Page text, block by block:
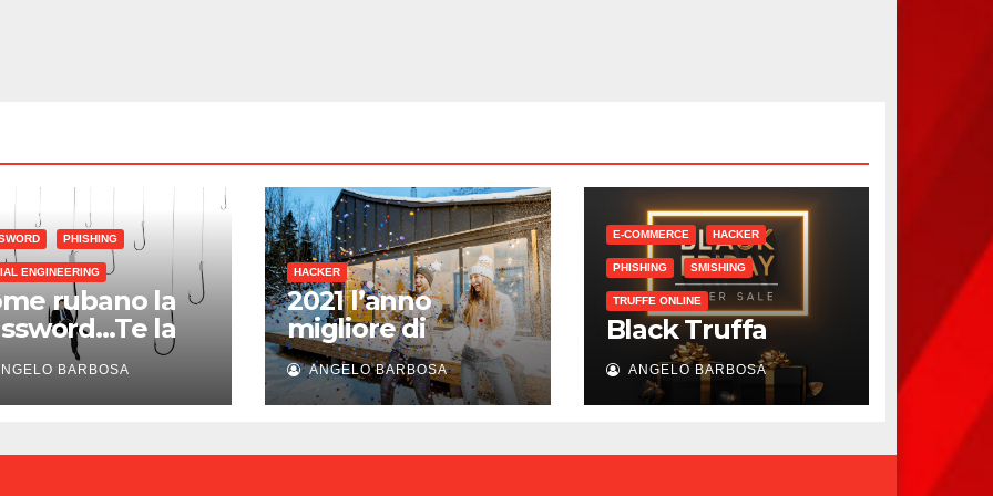
PHISHING
ENGINEERING
rubano la
la
BARBOSA
HACKER
2021 l’anno
migliore di
sempre…per gli
hacker
ANGELO BARBOSA
E-COMMERCE HACKER
PHISHING SMISHING
TRUFFE ONLINE
Black Truffa
ANGELO BARBOSA